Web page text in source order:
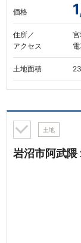
価格
住所／
アクセス
土地面積
土地
岩沼市阿武隈